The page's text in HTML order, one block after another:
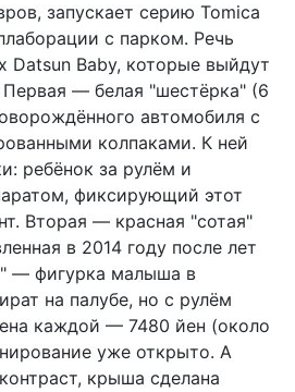
запускает серию Tomica
с парком. Речь
Datsun Baby, которые выйдут
Первая — белая "шестёрка" (6
автомобиля с
колпаками. К ней
ребёнок за рулём и
фиксирующий этот
Вторая — красная "сотая"
в 2014 году после лет
— фигурка малыша в
на палубе, но с рулём
каждой — 7480 йен (около
уже открыто. А
крыша сделана